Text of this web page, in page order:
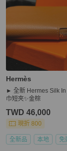
Hermès
► 全新 Hermes Silk In 愛馬仕拉鍊絲
巾短夾✨金棕
TWD 46,000
現折 800
全新品 本地 免